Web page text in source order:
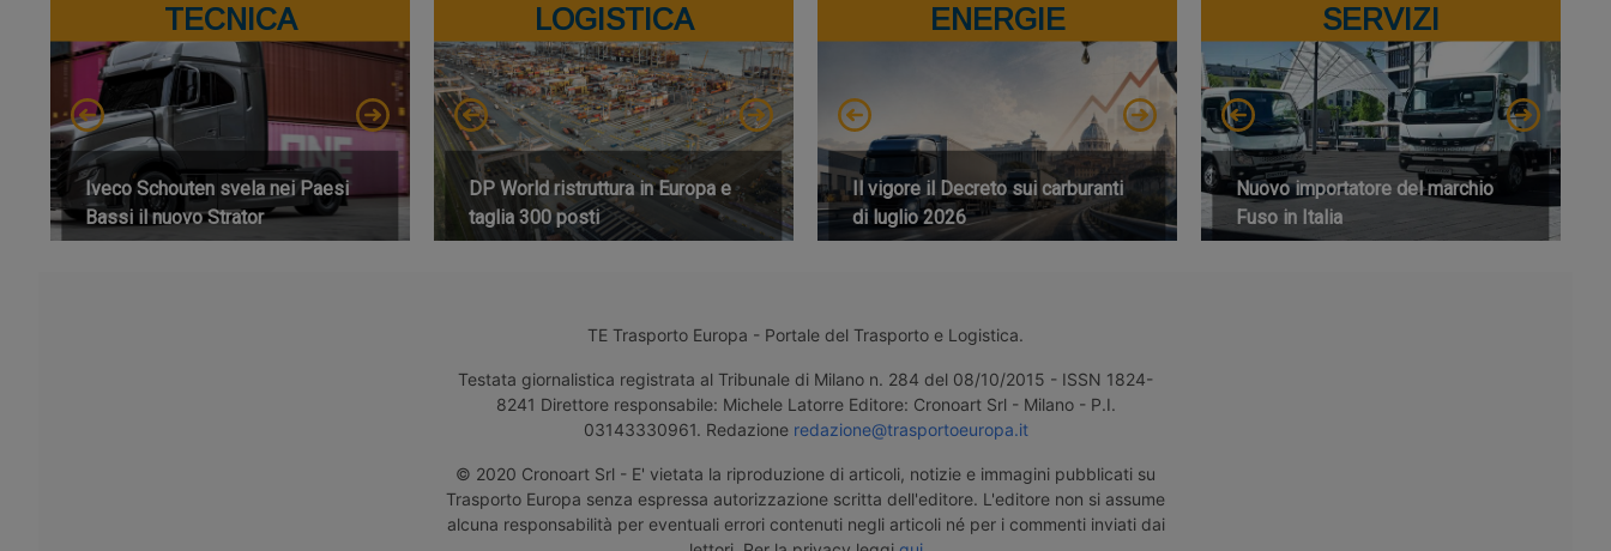
TECNICA
Iveco Schouten svela nei Paesi
Bassi il nuovo Strator
LOGISTICA
DP World ristruttura in Europa e
taglia 300 posti
ENERGIE
Il vigore il Decreto sui carburanti
di luglio 2026
SERVIZI
Nuovo importatore del marchio
Fuso in Italia
TE Trasporto Europa - Portale del Trasporto e Logistica.
Testata giornalistica registrata al Tribunale di Milano n. 284 del 08/10/2015 - ISSN 1824-
8241 Direttore responsabile: Michele Latorre Editore: Cronoart Srl - Milano - P.I.
03143330961. Redazione redazione@trasportoeuropa.it
© 2020 Cronoart Srl - E' vietata la riproduzione di articoli, notizie e immagini pubblicati su
Trasporto Europa senza espressa autorizzazione scritta dell'editore. L'editore non si assume
alcuna responsabilità per eventuali errori contenuti negli articoli né per i commenti inviati dai